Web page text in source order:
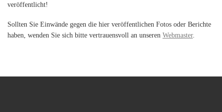
veröffentlicht!
Sollten Sie Einwände gegen die hier veröffentlichen Fotos oder Berichte
haben, wenden Sie sich bitte vertrauensvoll an unseren Webmaster.